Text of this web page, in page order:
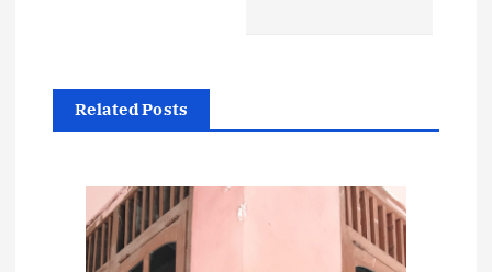
s
Related Posts